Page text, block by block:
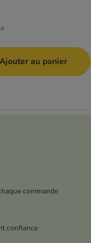
Ajouter au panier
commande
confiance